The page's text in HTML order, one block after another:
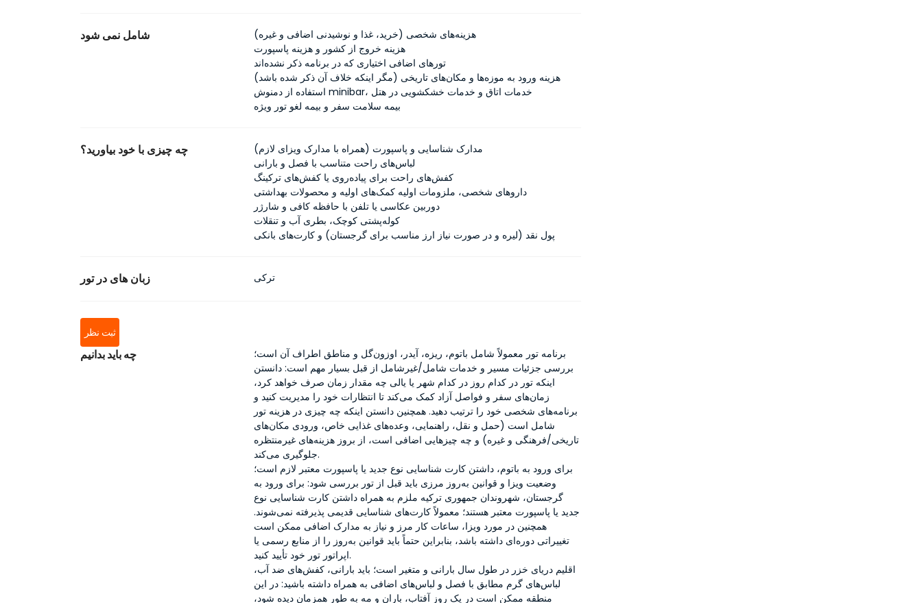
شامل نمی شود
هزینه‌های شخصی (خرید، غذا و نوشیدنی اضافی و غیره)
هزینه خروج از کشور و هزینه پاسپورت
تورهای اضافی اختیاری که در برنامه ذکر نشده‌اند
هزینه ورود به موزه‌ها و مکان‌های تاریخی (مگر اینکه خلاف آن ذکر شده باشد)
استفاده از دمنوش minibar، خدمات اتاق و خدمات خشکشویی در هتل
بیمه سلامت سفر و بیمه لغو تور ویژه
چه چیزی با خود بیاورید؟
مدارک شناسایی و پاسپورت (همراه با مدارک ویزای لازم)
لباس‌های راحت متناسب با فصل و بارانی
کفش‌های راحت برای پیاده‌روی یا کفش‌های ترکینگ
داروهای شخصی، ملزومات اولیه کمک‌های اولیه و محصولات بهداشتی
دوربین عکاسی یا تلفن با حافظه کافی و شارژر
کوله‌پشتی کوچک، بطری آب و تنقلات
پول نقد (لیره و در صورت نیاز ارز مناسب برای گرجستان) و کارت‌های بانکی
زبان های در تور ترکی
ثبت نظر
چه باید بدانیم
برنامه تور معمولاً شامل باتوم، ریزه، آیدر، اوزون‌گل و مناطق اطراف آن است؛
بررسی جزئیات مسیر و خدمات شامل/غیرشامل از قبل بسیار مهم است: دانستن
اینکه تور در کدام روز در کدام شهر یا یالی چه مقدار زمان صرف خواهد کرد،
زمان‌های سفر و فواصل آزاد کمک می‌کند تا انتظارات خود را مدیریت کنید و
برنامه‌های شخصی خود را ترتیب دهید. همچنین دانستن اینکه چه چیزی در هزینه تور
شامل است (حمل و نقل، راهنمایی، وعده‌های غذایی خاص، ورودی مکان‌های
تاریخی/فرهنگی و غیره) و چه چیزهایی اضافی است، از بروز هزینه‌های غیرمنتظره
جلوگیری می‌کند.
برای ورود به باتوم، داشتن کارت شناسایی نوع جدید یا پاسپورت معتبر لازم است؛
وضعیت ویزا و قوانین به‌روز مرزی باید قبل از تور بررسی شود: برای ورود به
گرجستان، شهروندان جمهوری ترکیه ملزم به همراه داشتن کارت شناسایی نوع
جدید یا پاسپورت معتبر هستند؛ معمولاً کارت‌های شناسایی قدیمی پذیرفته نمی‌شوند.
همچنین در مورد ویزا، ساعات کار مرز و نیاز به مدارک اضافی ممکن است
تغییراتی دوره‌ای داشته باشد، بنابراین حتماً باید قوانین به‌روز را از منابع رسمی یا
اپراتور تور خود تأیید کنید.
اقلیم دریای خزر در طول سال بارانی و متغیر است؛ باید بارانی، کفش‌های ضد آب،
لباس‌های گرم مطابق با فصل و لباس‌های اضافی به همراه داشته باشید: در این
منطقه ممکن است در یک روز آفتاب، باران و مه به طور همزمان دیده شود،